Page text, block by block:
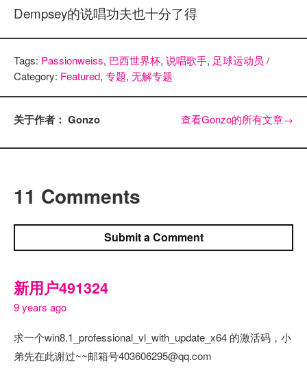
Dempsey的说唱功夫也十分了得
Tags: Passionweiss, 巴西世界杯, 说唱歌手, 足球运动员 /
Category: Featured, 专题, 无解专题
关于作者： Gonzo 查看Gonzo的所有文章→
11 Comments
Submit a Comment
新用户491324
9 years ago
求一个win8.1_professional_vl_with_update_x64 的激活码，小
弟先在此谢过~~邮箱号403606295@qq.com